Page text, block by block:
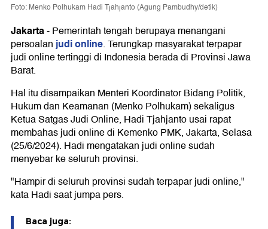
Foto: Menko Polhukam Hadi Tjahjanto (Agung Pambudhy/detik)
Jakarta-Pemerintah tengah berupaya menangani
persoalanjudi online. Terungkap masyarakat terpapar
judi online tertinggi di Indonesia berada di Provinsi Jawa
Barat.
Hal itu disampaikan Menteri Koordinator Bidang Politik,
Hukum dan Keamanan (Menko Polhukam) sekaligus
Ketua Satgas Judi Online, Hadi Tjahjanto usai rapat
membahas judi online di Kemenko PMK, Jakarta, Selasa
(25/6/2024). Hadi mengatakan judi online sudah
menyebar ke seluruh provinsi.
"Hampir di seluruh provinsi sudah terpapar judi online,"
kata Hadi saat jumpa pers.
Baca juga: